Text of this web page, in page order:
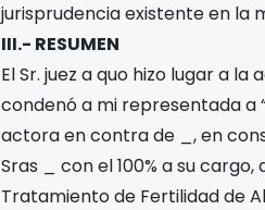
jurisprudencia existente en la
III.- RESUMEN
El Sr. juez a quo hizo lugar a
condenó a mi representada a
actora en contra de _, en
Sras _ con el 100% a su
Tratamiento de Fertilidad de